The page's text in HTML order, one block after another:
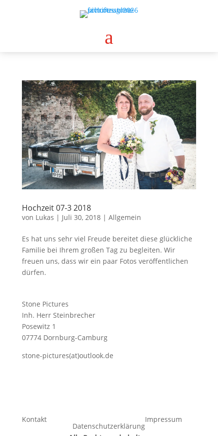
a
Hochzeit 07-3 2018
von Lukas | Juli 30, 2018| Allgemein
Es hat uns sehr viel Freude bereitet diese glückliche
Familie bei Ihrem großen Tag zu begleiten. Wir
freuen uns, dass wir ein paar Fotos veröffentlichen
dürfen.
Stone Pictures
Inh. Herr Steinbrecher
Posewitz 1
07774 Dornburg-Camburg
stone-pictures(at)outlook.de
Kontakt
Datenschutzerklärung
Impressum